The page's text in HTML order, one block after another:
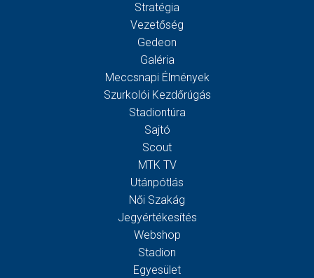
Stratégia
Vezetőség
Gedeon
Galéria
Meccsnapi Élmények
Szurkolói Kezdőrúgás
Stadiontúra
Sajtó
Scout
MTK TV
Utánpótlás
Női Szakág
Jegyértékesítés
Webshop
Stadion
Egyesület